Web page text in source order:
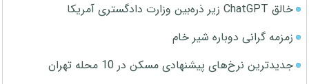
خالق ChatGPT زیر ذره‌بین وزارت دادگستری آمریکا
زمزمه گرانی دوباره شیر خام
جدیدترین نرخ‌های پیشنهادی مسکن در 10 محله تهران